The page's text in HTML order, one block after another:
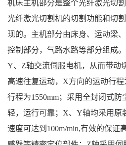
机床主机部分是整个光纤激光切
光纤激光切割机的切割功能和切
现的。主机部分由床身、运动梁
控制部分，气路水路等部分组成
Y、Z轴交流伺服电机，从而带动
高速往复运动，X方向的运动行
行程为1550mm；采用全封闭式
轻，运行可靠；X、Y轴均采用原
速度可达到100m/min,有效的保证